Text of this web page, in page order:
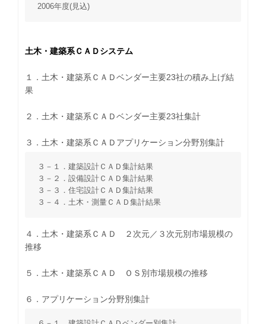
2006年度(見込)
土木・建築系ＣＡＤシステム
１．土木・建築系ＣＡＤベンダー主要23社の積み上げ結
果
２．土木・建築系ＣＡＤベンダー主要23社集計
３．土木・建築系ＣＡＤアプリケーション分野別集計
３－１．建築設計ＣＡＤ集計結果
３－２．設備設計ＣＡＤ集計結果
３－３．住宅設計ＣＡＤ集計結果
３－４．土木・測量ＣＡＤ集計結果
４．土木・建築系ＣＡＤ ２次元／３次元別市場規模の
推移
５．土木・建築系ＣＡＤ ＯＳ別市場規模の推移
６．アプリケーション分野別集計